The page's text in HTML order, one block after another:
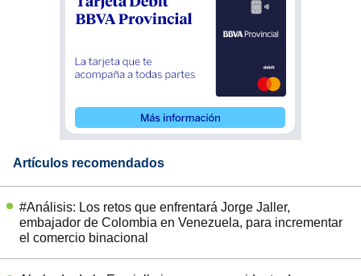
Artículos recomendados
#Análisis: Los retos que enfrentará Jorge Jaller,
embajador de Colombia en Venezuela, para incrementar
el comercio binacional